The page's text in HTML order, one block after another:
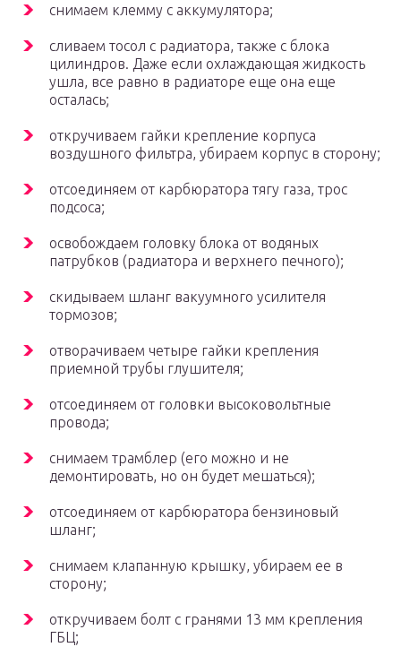
снимаем клемму с аккумулятора;
сливаем тосол с радиатора, также с блока
цилиндров. Даже если охлаждающая жидкость
ушла, все равно в радиаторе еще она еще
осталась;
откручиваем гайки крепление корпуса
воздушного фильтра, убираем корпус в сторону;
отсоединяем от карбюратора тягу газа, трос
подсоса;
освобождаем головку блока от водяных
патрубков (радиатора и верхнего печного);
скидываем шланг вакуумного усилителя
тормозов;
отворачиваем четыре гайки крепления
приемной трубы глушителя;
отсоединяем от головки высоковольтные
провода;
снимаем трамблер (его можно и не
демонтировать, но он будет мешаться);
отсоединяем от карбюратора бензиновый
шланг;
снимаем клапанную крышку, убираем ее в
сторону;
откручиваем болт с гранями 13 мм крепления
ГБЦ;